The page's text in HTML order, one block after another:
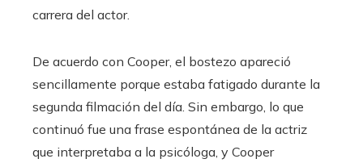
carrera del actor.
De acuerdo con Cooper, el bostezo apareció
sencillamente porque estaba fatigado durante la
segunda filmación del día. Sin embargo, lo que
continuó fue una frase espontánea de la actriz
que interpretaba a la psicóloga, y Cooper